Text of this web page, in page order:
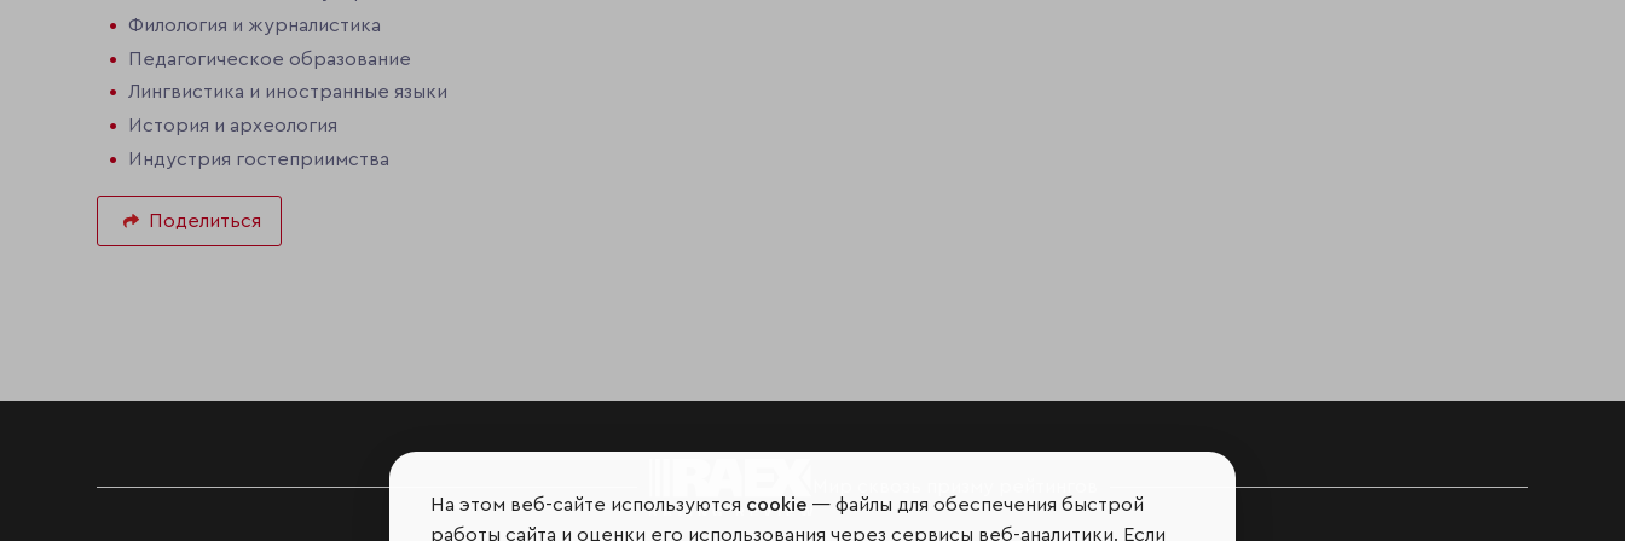
Филология и журналистика
Педагогическое образование
Лингвистика и иностранные языки
История и археология
Индустрия гостеприимства
Поделиться
На этом веб-сайте используются cookie — файлы для обеспечения быстрой
работы сайта и оценки его использования через сервисы веб-аналитики. Если